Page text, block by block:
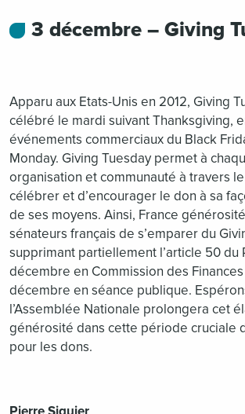
3 décembre – Giving
Apparu aux Etats-Unis en 2012, Giving
célébré le mardi suivant Thanksgiving,
événements commerciaux du Black
Monday. Giving Tuesday permet à
organisation et communauté à travers
célébrer et d’encourager le don à sa
de ses moyens. Ainsi, France
sénateurs français de s’emparer du
supprimant partiellement l’article 50 du
décembre en Commission des
décembre en séance publique.
l’Assemblée Nationale prolongera cet
générosité dans cette période cruciale
pour les dons.